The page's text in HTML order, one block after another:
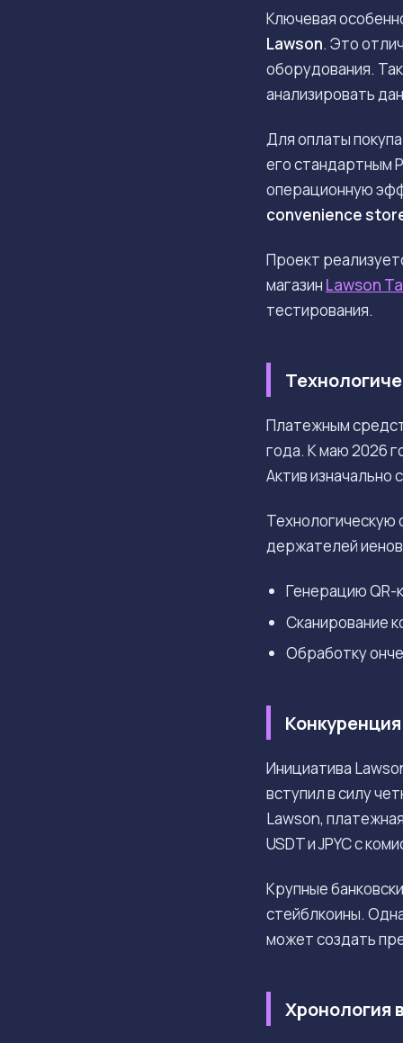
Ключевая
Lawson. Это
оборудования.
анализировать
Для оплаты
его стандартным
операционную
convenience
Проект
магазин Lawson
тестирования.
Платежным
года. К маю 2026
Актив изначально
Технологическую
держателей
Генерацию QR-
Сканирование
Обработку
Инициатива
вступил в силу
Lawson,
USDT и JPYC с
Крупные
стейблкоины.
может создать
Хронология